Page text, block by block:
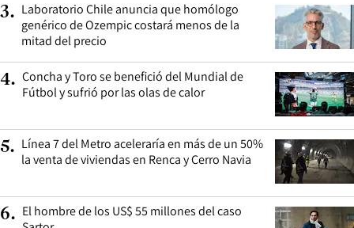
3. Laboratorio Chile anuncia que homólogo
genérico de Ozempic costará menos de la
mitad del precio
4. Concha y Toro se benefició del Mundial de
Fútbol y sufrió por las olas de calor
5. Línea 7 del Metro aceleraría en más de un 50%
la venta de viviendas en Renca y Cerro Navia
6. El hombre de los US$ 55 millones del caso